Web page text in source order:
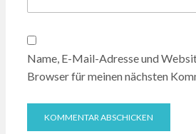
Name, E-Mail-Adresse und
Browser für meinen nächsten